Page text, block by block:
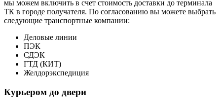
мы можем включить в счет стоимость доставки до терминала
ТК в городе получателя. По согласованию вы можете выбрать
следующие транспортные компании:
Деловые линии
ПЭК
СДЭК
ГТД (КИТ)
Желдорэкспедиция
Курьером до двери